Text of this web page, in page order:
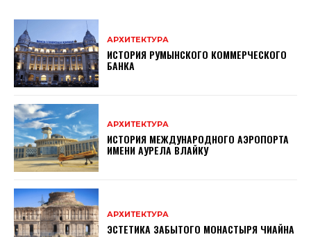
АРХИТЕКТУРА
ИСТОРИЯ РУМЫНСКОГО КОММЕРЧЕСКОГО
БАНКА
АРХИТЕКТУРА
ИСТОРИЯ МЕЖДУНАРОДНОГО АЭРОПОРТА
ИМЕНИ АУРЕЛА ВЛАЙКУ
АРХИТЕКТУРА
ЭСТЕТИКА ЗАБЫТОГО МОНАСТЫРЯ ЧИАЙНА